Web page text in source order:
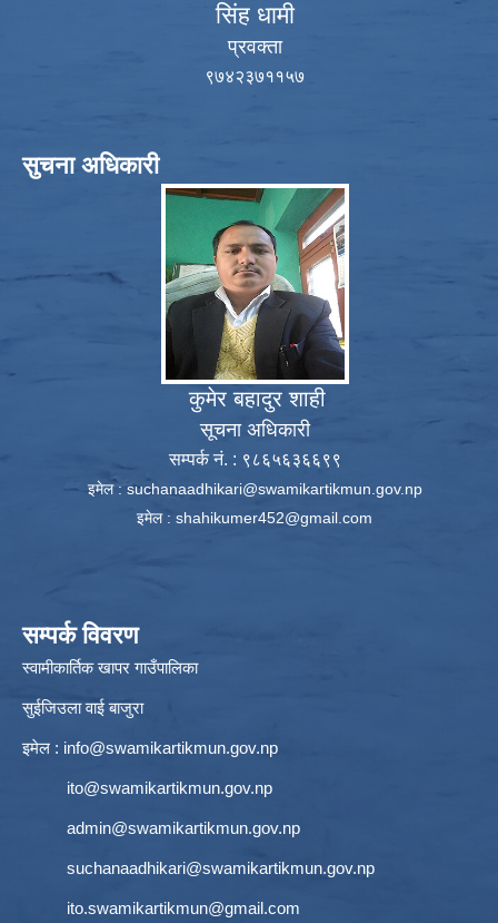
सिंह धामी
प्रवक्ता
९७४२३७११५७
सुचना अधिकारी
कुमेर बहादुर शाही
सूचना अधिकारी
सम्पर्क नं. : ९८६५६३६६९९
इमेल : suchanaadhikari@swamikartikmun.gov.np
इमेल : shahikumer452@gmail.com
सम्पर्क विवरण
स्वामीकार्तिक खापर गाउँपालिका
सुईजिउला वाई बाजुरा
इमेल : info@swamikartikmun.gov.np
ito@swamikartikmun.gov.np
admin@swamikartikmun.gov.np
suchanaadhikari@swamikartikmun.gov.np
ito.swamikartikmun@gmail.com